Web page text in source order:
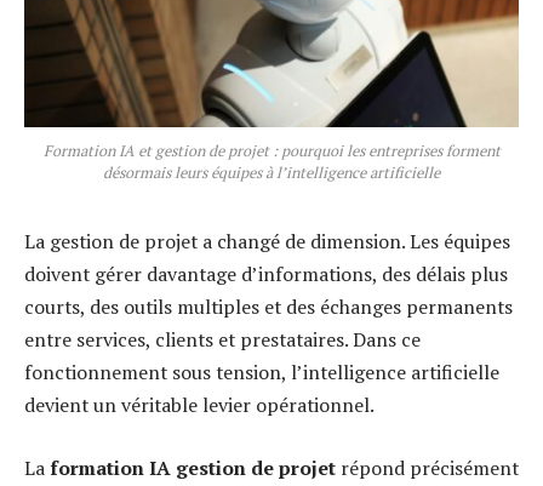
Formation IA et gestion de projet : pourquoi les entreprises forment
désormais leurs équipes à l’intelligence artificielle
La gestion de projet a changé de dimension. Les équipes
doivent gérer davantage d’informations, des délais plus
courts, des outils multiples et des échanges permanents
entre services, clients et prestataires. Dans ce
fonctionnement sous tension, l’intelligence artificielle
devient un véritable levier opérationnel.
Laformation IA gestion de projet répond précisément